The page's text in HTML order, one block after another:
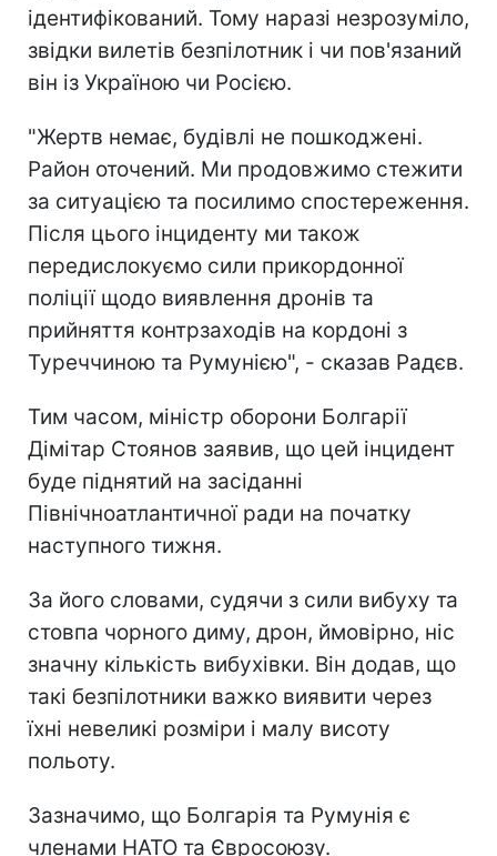
ідентифікований. Тому наразі незрозуміло,
звідки вилетів безпілотник і чи пов'язаний
він із Україною чи Росією.
"Жертв немає, будівлі не пошкоджені.
Район оточений. Ми продовжимо стежити
за ситуацією та посилимо спостереження.
Після цього інциденту ми також
передислокуємо сили прикордонної
поліції щодо виявлення дронів та
прийняття контрзаходів на кордоні з
Туреччиною та Румунією", - сказав Радєв.
Тим часом, міністр оборони Болгарії
Дімітар Стоянов заявив, що цей інцидент
буде піднятий на засіданні
Північноатлантичної ради на початку
наступного тижня.
За його словами, судячи з сили вибуху та
стовпа чорного диму, дрон, ймовірно, ніс
значну кількість вибухівки. Він додав, що
такі безпілотники важко виявити через
їхні невеликі розміри і малу висоту
польоту.
Зазначимо, що Болгарія та Румунія є
членами НАТО та Євросоюзу.